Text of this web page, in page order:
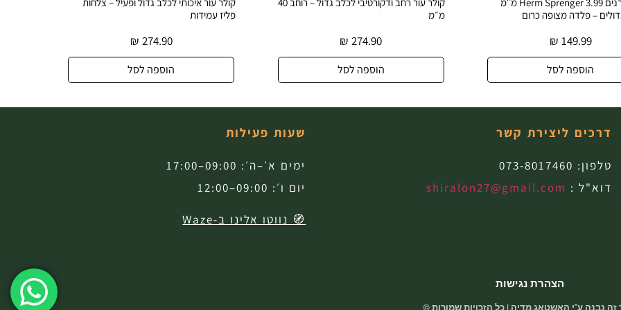
– פלדה מצופה כרום
149.99
₪
הוספה לסל
מ״מ
274.90
₪
הוספה לסל
פליז עמידות
274.90
₪
הוספה לסל
דרכים ליצירת קשר
טלפון: 073-8017460
דוא"ל : shiralon27@gmail.com
שעות פעילות
ימים א׳–ה׳: 09:00–17:00
יום ו׳: 09:00–12:00
🧭 נווטו אלינו ב-Waze
הצהרת נגישות
זה נבנה ע"י האשטאג מדיה | כל הזכויות שמורות ©